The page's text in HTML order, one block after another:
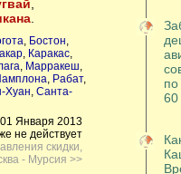
.
, Бостон,
, Каракас,
, Марракеш,
, Рабат,
Хуан, Санта-
Января 2013
не действует
скидки,
- Мурсия >>
60